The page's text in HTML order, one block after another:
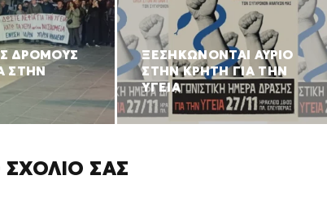
ΔΡΟΜΟΥΣ
ΣΤΗΝ
ΞΕΣΗΚΩΝΟΝΤΑΙ ΑΥΡΙΟ
ΣΤΗΝ ΚΡΗΤΗ ΓΙΑ ΤΗΝ
ΥΓΕΙΑ
ΣΑΣ